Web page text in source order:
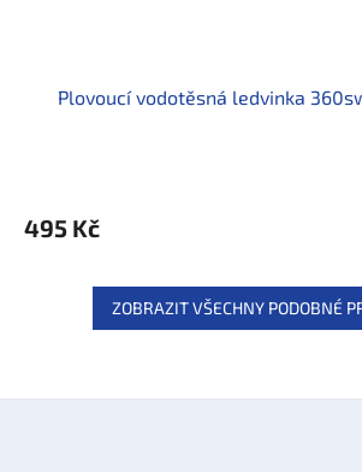
Plovoucí vodotěsná ledvinka
495 Kč
ZOBRAZIT VŠECHNY PODOBNÉ